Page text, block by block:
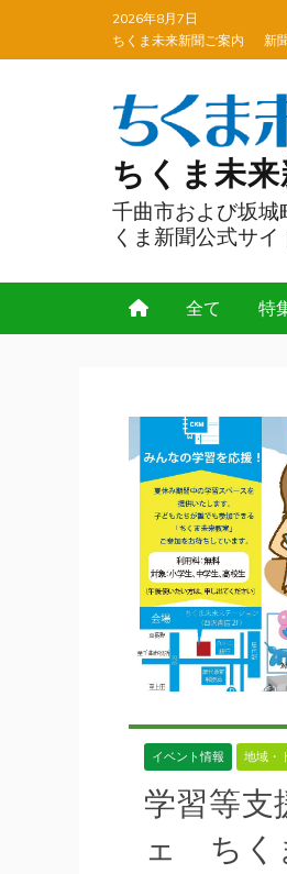
2026年8月7日
ちくま未来新聞ご案内
新
ちくま未来
千曲市および坂城
くま新聞公式サイ
全て 特
Blog
イベント情報 地域・
学習等支
ェ ちく